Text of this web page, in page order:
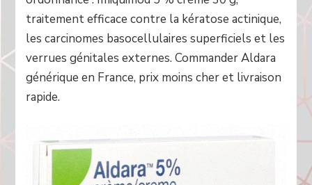
traitement efficace contre la kératose actinique,
les carcinomes basocellulaires superficiels et les
verrues génitales externes. Commander Aldara
générique en France, prix moins cher et livraison
rapide.